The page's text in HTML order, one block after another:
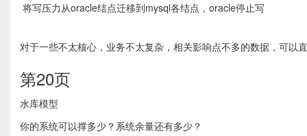
将写压力从oracle结点迁移到mysql各结点，oracle停止写
对于一些不太核心，业务不太复杂，相关影响点不多的数据，可以
第20页
水库模型
你的系统可以撑多少？系统余量还有多少？